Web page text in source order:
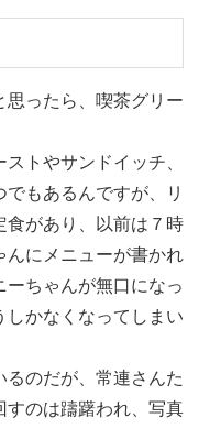
思ったら、喫茶グリー
トやサンドイッチ、
もあるんですが、リ
食があり、以前は７時
んにメニューが書かれ
ちゃんが無口になっ
しかなくなってしまい
るのだが、常連さんた
すのは躊躇われ、写真